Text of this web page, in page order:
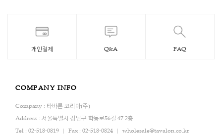
개인결제 Q&A FAQ
COMPANY INFO
Company : 타바론 코리아(주)
Address : 서울특별시 강남구 학동로56길 47 2층
Tel : 02-518-0819
Fax : 02-518-0824
wholesale@tavalon.co.kr